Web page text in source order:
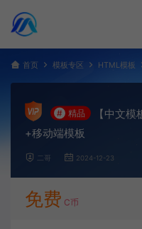
首页 模板专区 HTML模板
# 精品
【中文
+移动端模板
二哥 2024-12-23
免费 C币